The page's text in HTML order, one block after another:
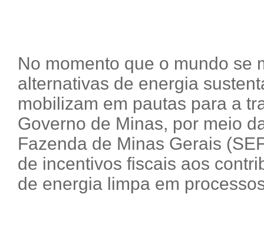
No momento que o mundo se
alternativas de energia
mobilizam em pautas para a
Governo de Minas, por meio
Fazenda de Minas Gerais
de incentivos fiscais aos
de energia limpa em